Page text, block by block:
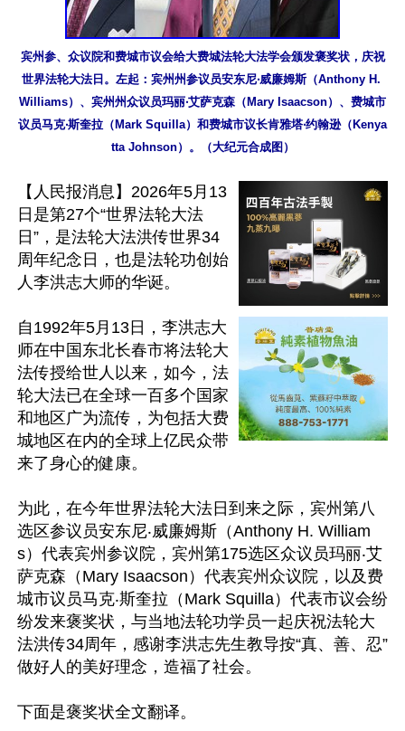
宾州参、众议院和费城市议会给大费城法轮大法学会颁发褒奖状，庆祝
世界法轮大法日。左起：宾州州参议员安东尼‧威廉姆斯（Anthony H.
Williams）、宾州州众议员玛丽‧艾萨克森（Mary Isaacson）、费城市
议员马克‧斯奎拉（Mark Squilla）和费城市议长肯雅塔‧约翰逊（Kenya
tta Johnson）。（大纪元合成图）
【人民报消息】2026年5月13
日是第27个“世界法轮大法
日”，是法轮大法洪传世界34
周年纪念日，也是法轮功创始
人李洪志大师的华诞。
自1992年5月13日，李洪志大
师在中国东北长春市将法轮大
法传授给世人以来，如今，法
轮大法已在全球一百多个国家
和地区广为流传，为包括大费
城地区在内的全球上亿民众带
来了身心的健康。
为此，在今年世界法轮大法日到来之际，宾州第八
选区参议员安东尼‧威廉姆斯（Anthony H. William
s）代表宾州参议院，宾州第175选区众议员玛丽‧艾
萨克森（Mary Isaacson）代表宾州众议院，以及费
城市议员马克‧斯奎拉（Mark Squilla）代表市议会纷
纷发来褒奖状，与当地法轮功学员一起庆祝法轮大
法洪传34周年，感谢李洪志先生教导按“真、善、忍”
做好人的美好理念，造福了社会。
下面是褒奖状全文翻译。